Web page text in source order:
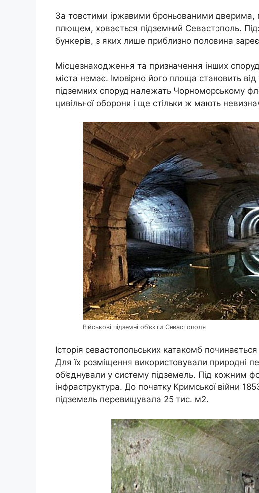
За товстими іржавими броньованими дверима,
плющем, ховається підземний Севастополь.
бункерів, з яких лише приблизно половина
Місцезнаходження та призначення інших
міста немає. Імовірно його площа становить
підземних споруд належать Чорноморському
цивільної оборони і ще стільки ж мають
Військові підземні об’єкти Севастополя
Історія севастопольських катакомб
Для їх розміщення використовували природні
об’єднували у систему підземель. Під кожним
інфраструктура. До початку Кримської війни
підземель перевищувала 25 тис. м2.